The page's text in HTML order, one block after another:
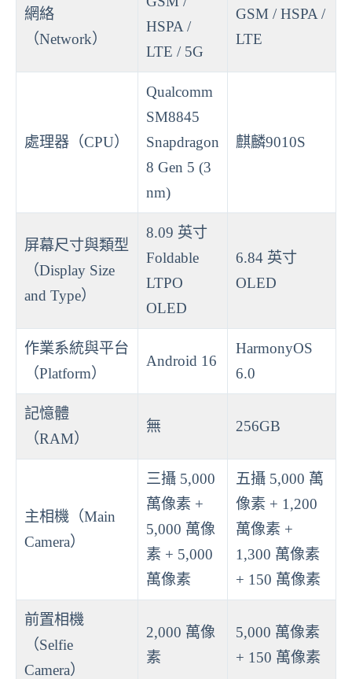
網絡
（Network）
HSPA /
LTE / 5G
GSM / HSPA /
LTE
處理器（CPU）
Qualcomm
SM8845
Snapdragon
8 Gen 5 (3
nm)
麒麟9010S
屏幕尺寸與類型
（Display Size
and Type）
8.09 英寸
Foldable
LTPO
OLED
6.84 英寸
OLED
作業系統與平台
（Platform）
Android 16
HarmonyOS
6.0
記憶體
（RAM）
無 256GB
主相機（Main
Camera）
三攝 5,000
萬像素 +
5,000 萬像
素 + 5,000
萬像素
五攝 5,000 萬
像素 + 1,200
萬像素 +
1,300 萬像素
+ 150 萬像素
前置相機
（Selfie
Camera）
2,000 萬像
素
5,000 萬像素
+ 150 萬像素